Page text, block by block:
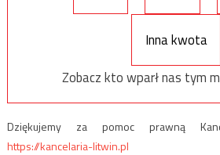
Inna kwota
Zobacz kto wparł nas tym
Dziękujemy za pomoc prawną
https://kancelaria-litwin.pl